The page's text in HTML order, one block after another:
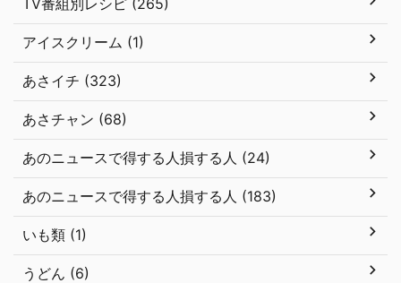
TV番組別レシピ (265)
アイスクリーム (1)
あさイチ (323)
あさチャン (68)
あのニュースで得する人損する人 (24)
あのニュースで得する人損する人 (183)
いも類 (1)
うどん (6)